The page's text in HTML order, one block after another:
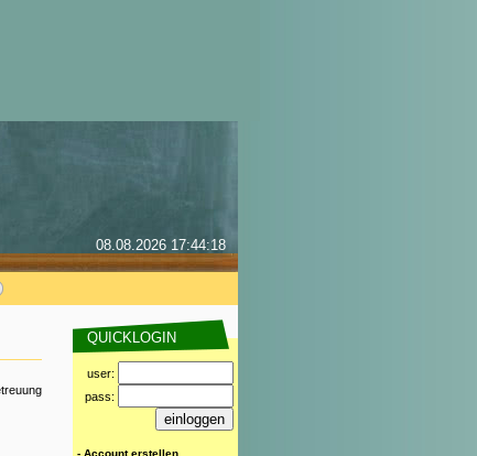
08.08.2026 17:44:18
QUICKLOGIN
user:
pass:
- Account erstellen